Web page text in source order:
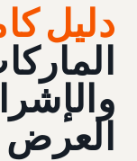
دليل
العرض